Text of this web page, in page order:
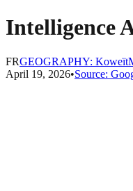
Intelligence
FRGEOGRAPHY: Koweït
April 19, 2026•Source: